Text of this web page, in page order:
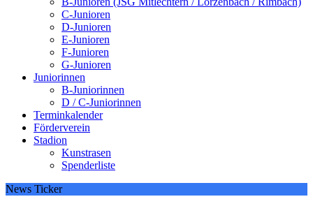
C-Junioren
D-Junioren
E-Junioren
F-Junioren
G-Junioren
Juniorinnen
B-Juniorinnen
D / C-Juniorinnen
Terminkalender
Förderverein
Stadion
Kunstrasen
Spenderliste
News Ticker